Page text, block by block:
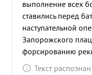
выполнение всех
ставились перед
наступательной
Запорожского
форсированию
Кичкасская.
Текст